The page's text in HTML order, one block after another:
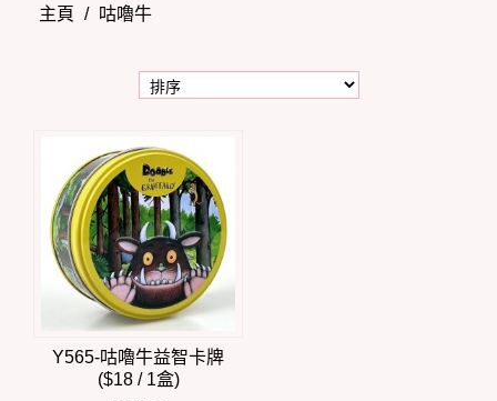
主頁 / 咕嚕牛
Y565-咕嚕牛益智卡牌
($18 / 1盒)